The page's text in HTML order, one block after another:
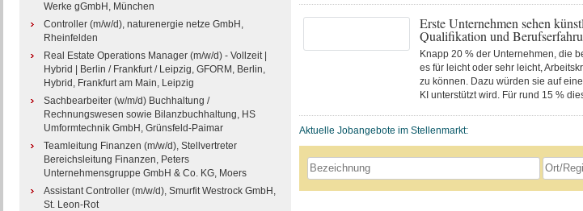
Erste Unternehmen sehen
Qualifikation und
Knapp 20 % der Unternehmen, die
es für leicht oder sehr leicht,
zu können. Dazu würden sie auf
KI unterstützt wird. Für rund 15 %
Aktuelle Jobangebote im Stellenmarkt:
Werke gGmbH, München
Controller (m/w/d), naturenergie netze GmbH,
Rheinfelden
Real Estate Operations Manager (m/w/d) - Vollzeit |
Hybrid | Berlin / Frankfurt / Leipzig, GFORM, Berlin,
Hybrid, Frankfurt am Main, Leipzig
Sachbearbeiter (w/m/d) Buchhaltung /
Rechnungswesen sowie Bilanzbuchhaltung, HS
Umformtechnik GmbH, Grünsfeld-Paimar
Teamleitung Finanzen (m/w/d), Stellvertreter
Bereichsleitung Finanzen, Peters
Unternehmensgruppe GmbH & Co. KG, Moers
Assistant Controller (m/w/d), Smurfit Westrock GmbH,
St. Leon-Rot